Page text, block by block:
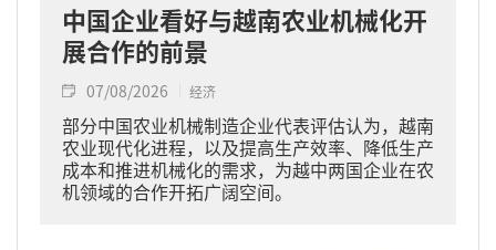
中国企业看好与越南农业机械化开
展合作的前景
07/08/2026 经济
部分中国农业机械制造企业代表评估认为，越南
农业现代化进程，以及提高生产效率、降低生产
成本和推进机械化的需求，为越中两国企业在农
机领域的合作开拓广阔空间。